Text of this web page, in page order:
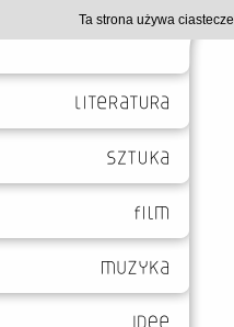
Ta strona używa